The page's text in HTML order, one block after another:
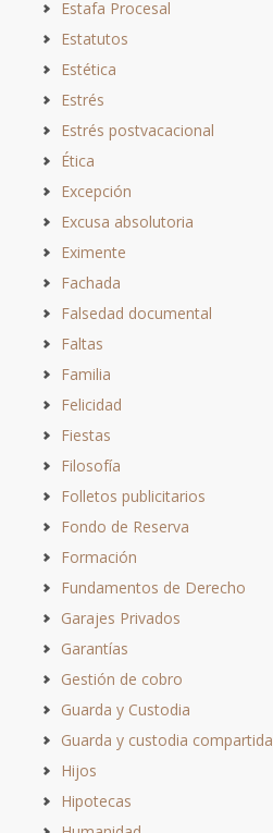
Estafa Procesal
Estatutos
Estética
Estrés
Estrés postvacacional
Ética
Excepción
Excusa absolutoria
Eximente
Fachada
Falsedad documental
Faltas
Familia
Felicidad
Fiestas
Filosofía
Folletos publicitarios
Fondo de Reserva
Formación
Fundamentos de Derecho
Garajes Privados
Garantías
Gestión de cobro
Guarda y Custodia
Guarda y custodia compartida
Hijos
Hipotecas